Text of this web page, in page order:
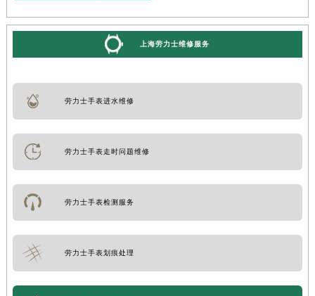
上海劳力士维修服务
劳力士手表进水维修
劳力士手表走时问题维修
劳力士手表检测服务
劳力士手表划痕处理